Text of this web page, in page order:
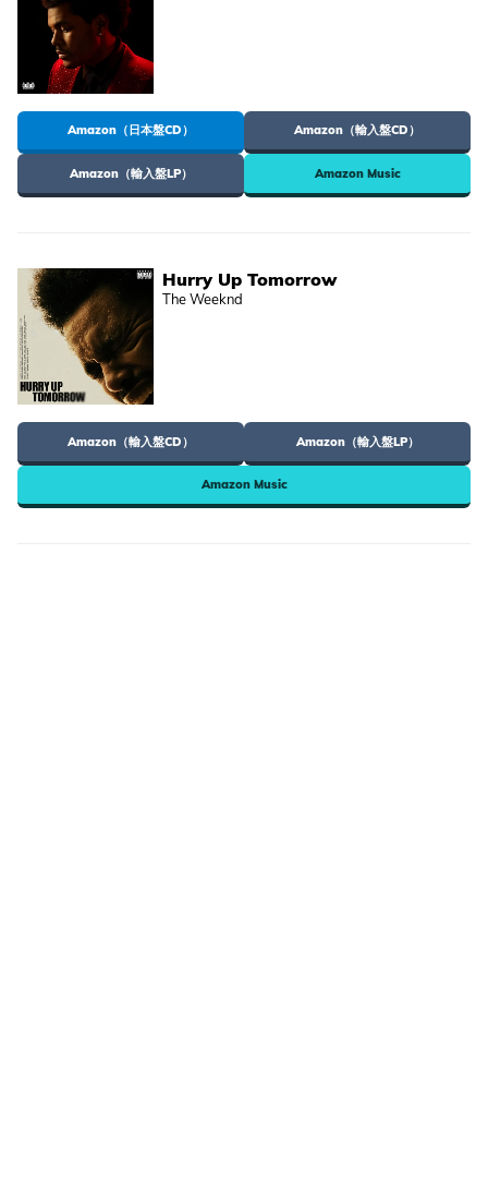
Amazon（日本盤CD） Amazon（輸入盤CD）
Amazon（輸入盤LP） Amazon Music
Hurry Up Tomorrow
The Weeknd
Amazon（輸入盤CD） Amazon（輸入盤LP）
Amazon Music